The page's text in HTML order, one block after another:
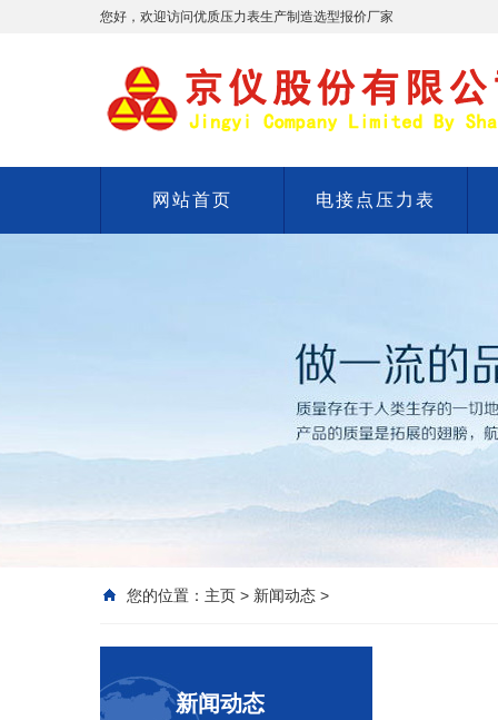
您好，欢迎访问优质压力表生产制造选型报价厂家
网站首页 电接点压力表
您的位置： 主页 > 新闻动态 >
新闻动态